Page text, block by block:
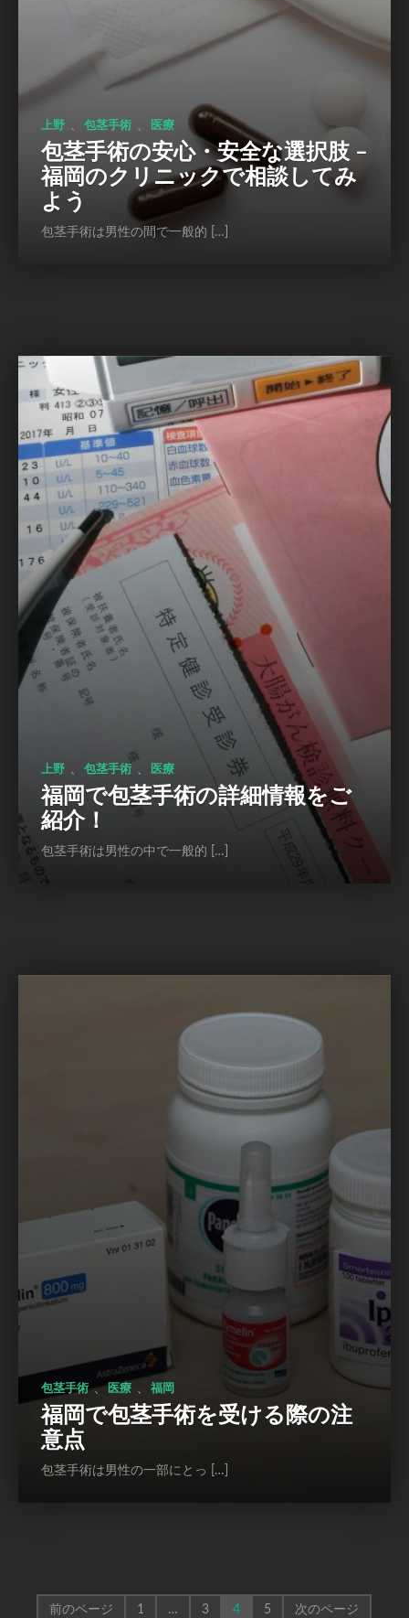
上野 包茎手術 医療
包茎手術の安心・安全な選択肢 –
福岡のクリニックで相談してみ
よう
包茎手術は男性の間で一般的 […]
上野 包茎手術 医療
福岡で包茎手術の詳細情報をご
紹介！
包茎手術は男性の中で一般的 […]
包茎手術 、医療 福岡
福岡で包茎手術を受ける際の注
意点
包茎手術は男性の一部にとっ […]
前のページ 1 … 3 4 5 次のページ